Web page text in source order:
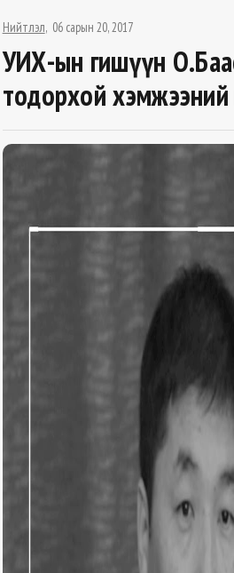
Нийтлэл 06 сарын 20, 2017
УИХ-ын гишүүн
тодорхой